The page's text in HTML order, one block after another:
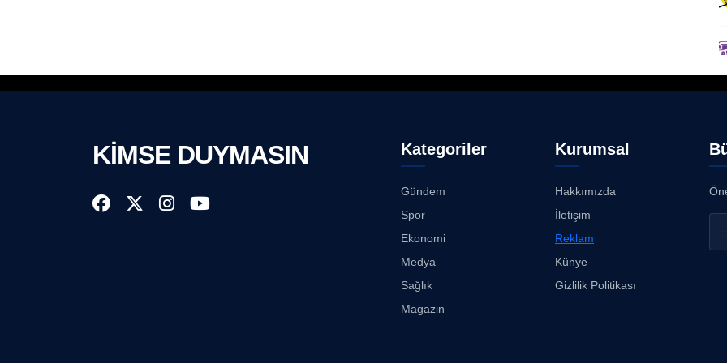
KİMSE DUYMASIN Kategoriler
Gündem
Spor
Ekonomi
Medya
Sağlık
Magazin
Kurumsal
Hakkımızda
İletişim
Reklam
Künye
Gizlilik Politikası